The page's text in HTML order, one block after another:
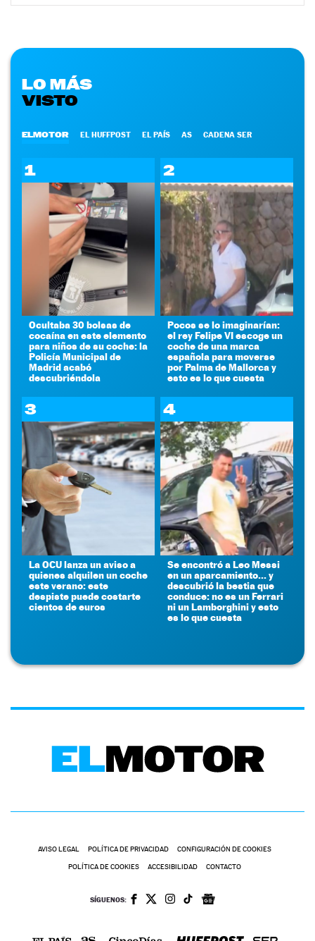
LO MÁS
VISTO
ELMOTOR EL HUFFPOST EL PAÍS AS CADENA SER
1
Ocultaba 30 bolsas de
cocaína en este elemento
para niños de su coche: la
Policía Municipal de
Madrid acabó
descubriéndola
2
Pocos se lo imaginarían:
el rey Felipe VI escoge un
coche de una marca
española para moverse
por Palma de Mallorca y
esto es lo que cuesta
3
La OCU lanza un aviso a
quienes alquilen un coche
este verano: este
despiste puede costarte
cientos de euros
4
Se encontró a Leo Messi
en un aparcamiento... y
descubrió la bestia que
conduce: no es un Ferrari
ni un Lamborghini y esto
es lo que cuesta
AVISO LEGAL POLÍTICA DE PRIVACIDAD CONFIGURACIÓN DE COOKIES
POLÍTICA DE COOKIES ACCESIBILIDAD CONTACTO
SÍGUENOS: